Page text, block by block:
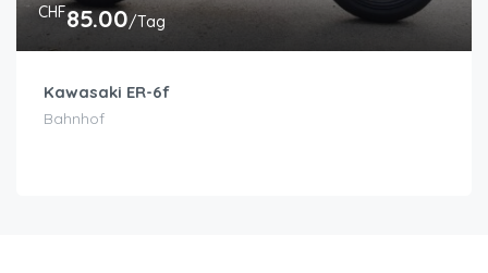
CHF85.00/Tag
Kawasaki ER-6f
Bahnhof